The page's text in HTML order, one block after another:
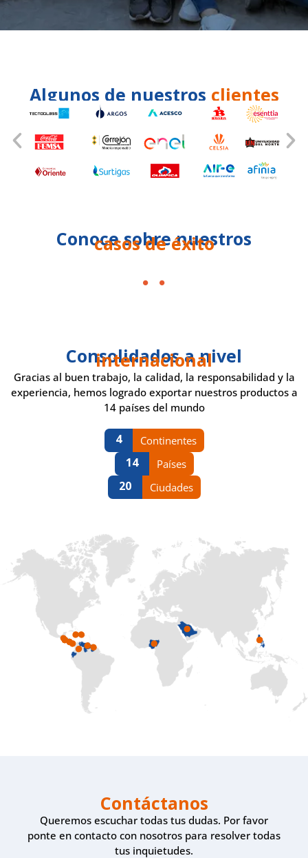
Algunos de nuestros clientes
Conoce sobre nuestros
casos de éxito
Consolidados a nivel
internacional
Gracias al buen trabajo, la calidad, la responsabilidad y la
experiencia, hemos logrado exportar nuestros productos a
14 países del mundo
4 Continentes
14 Países
20 Ciudades
Contáctanos
Queremos escuchar todas tus dudas. Por favor
ponte en contacto con nosotros para resolver todas
tus inquietudes.